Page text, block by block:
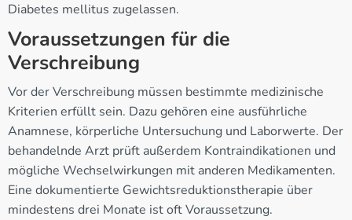
Diabetes mellitus zugelassen.
Voraussetzungen für die
Verschreibung
Vor der Verschreibung müssen bestimmte medizinische
Kriterien erfüllt sein. Dazu gehören eine ausführliche
Anamnese, körperliche Untersuchung und Laborwerte. Der
behandelnde Arzt prüft außerdem Kontraindikationen und
mögliche Wechselwirkungen mit anderen Medikamenten.
Eine dokumentierte Gewichtsreduktionstherapie über
mindestens drei Monate ist oft Voraussetzung.